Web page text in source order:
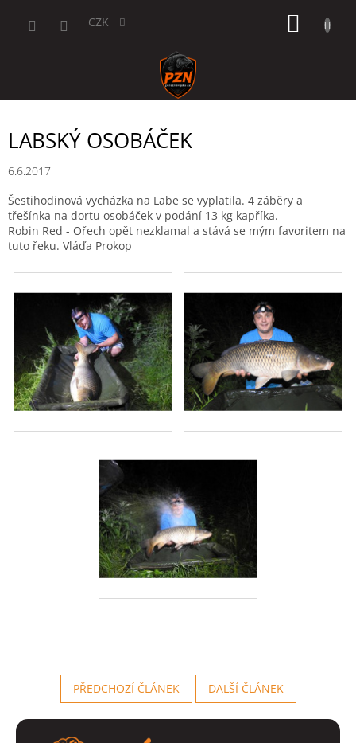
CZK
LABSKÝ OSOBÁČEK
6.6.2017
Šestihodinová vycházka na Labe se vyplatila. 4 záběry a
třešínka na dortu osobáček v podání 13 kg kapříka.
Robin Red - Ořech opět nezklamal a stává se mým favoritem na
tuto řeku. Vláďa Prokop
PŘEDCHOZÍ ČLÁNEK DALŠÍ ČLÁNEK